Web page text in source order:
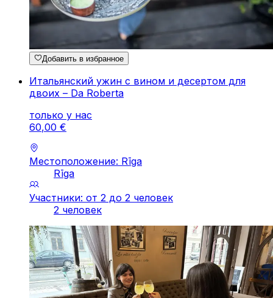
Добавить в избранное
Итальянский ужин с вином и десертом для
двоих – Da Roberta
только у нас
60,00 €
Местоположение: Rīga
Rīga
Участники: от 2 до 2 человек
2 человек